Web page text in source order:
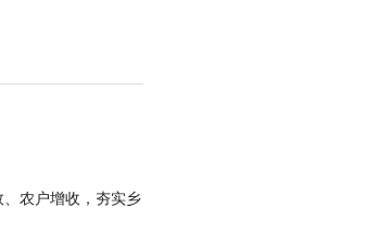
农户增收，夯实乡